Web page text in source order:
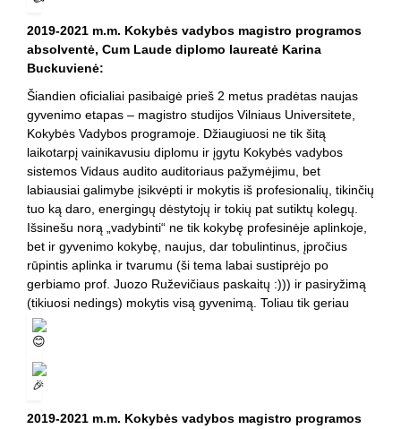
2019-2021 m.m. Kokybės vadybos magistro programos
absolventė, Cum Laude diplomo laureatė Karina
Buckuvienė:
Šiandien oficialiai pasibaigė prieš 2 metus pradėtas naujas
gyvenimo etapas – magistro studijos Vilniaus Universitete,
Kokybės Vadybos programoje. Džiaugiuosi ne tik šitą
laikotarpį vainikavusiu diplomu ir įgytu Kokybės vadybos
sistemos Vidaus audito auditoriaus pažymėjimu, bet
labiausiai galimybe įsikvėpti ir mokytis iš profesionalių, tikinčių
tuo ką daro, energingų dėstytojų ir tokių pat sutiktų kolegų.
Išsinešu norą „vadybinti“ ne tik kokybę profesinėje aplinkoje,
bet ir gyvenimo kokybę, naujus, dar tobulintinus, įpročius
rūpintis aplinka ir tvarumu (ši tema labai sustiprėjo po
gerbiamo prof. Juozo Ruževičiaus paskaitų :))) ir pasiryžimą
(tikiuosi nedings) mokytis visą gyvenimą. Toliau tik geriau
2019-2021 m.m. Kokybės vadybos magistro programos